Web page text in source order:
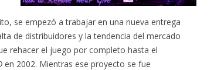
se empezó a trabajar en una nueva entrega
de distribuidores y la tendencia del mercado
rehacer el juego por completo hasta el
en 2002. Mientras ese proyecto se fue